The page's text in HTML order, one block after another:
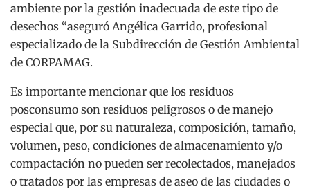
ambiente por la gestión inadecuada de este tipo de
desechos “aseguró Angélica Garrido, profesional
especializado de la Subdirección de Gestión Ambiental
de CORPAMAG.
Es importante mencionar que los residuos
posconsumo son residuos peligrosos o de manejo
especial que, por su naturaleza, composición, tamaño,
volumen, peso, condiciones de almacenamiento y/o
compactación no pueden ser recolectados, manejados
o tratados por las empresas de aseo de las ciudades o